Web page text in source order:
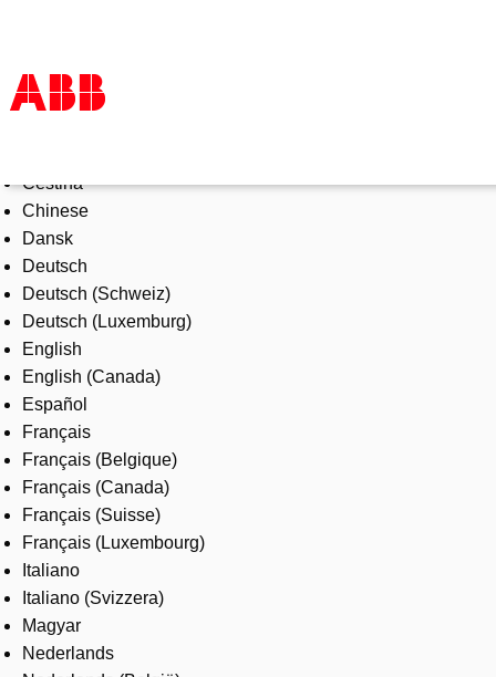
Products & Solutions
Industries
Services
About us
Where to buy
Contact us
Careers
Čeština
Chinese
Dansk
Deutsch
Deutsch (Schweiz)
Deutsch (Luxemburg)
English
English (Canada)
Español
Français
Français (Belgique)
Français (Canada)
Français (Suisse)
Français (Luxembourg)
Italiano
Italiano (Svizzera)
Magyar
Nederlands